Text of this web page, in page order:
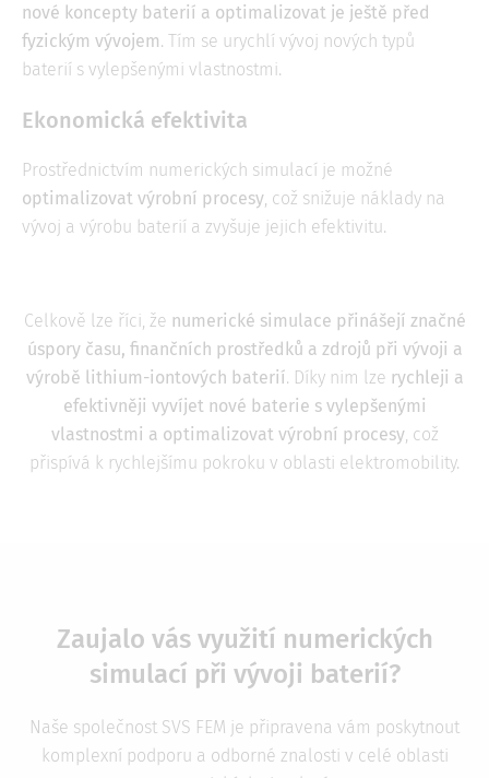
nové koncepty baterií a optimalizovat je ještě před
fyzickým vývojem. Tím se urychlí vývoj nových typů
baterií s vylepšenými vlastnostmi.
Ekonomická efektivita
Prostřednictvím numerických simulací je možné
optimalizovat výrobní procesy, což snižuje náklady na
vývoj a výrobu baterií a zvyšuje jejich efektivitu.
Celkově lze říci, že numerické simulace přinášejí značné
úspory času, finančních prostředků a zdrojů při vývoji a
výrobě lithium-iontových baterií. Díky nim lze rychleji a
efektivněji vyvíjet nové baterie s vylepšenými
vlastnostmi a optimalizovat výrobní procesy, což
přispívá k rychlejšímu pokroku v oblasti elektromobility.
Zaujalo vás využití numerických
simulací při vývoji baterií?
Naše společnost SVS FEM je připravena vám poskytnout
komplexní podporu a odborné znalosti v celé oblasti